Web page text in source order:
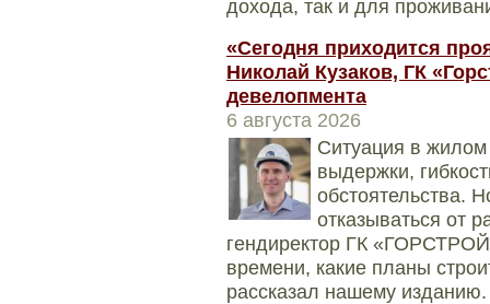
дохода, так и для
«Сегодня приходится
Николай Кузаков, ГК
девелопмента
6 августа 2026
Ситуация в жилом
выдержки,
обстоятельства.
отказываться от
гендиректор ГК
времени, какие планы
рассказал нашему изданию.